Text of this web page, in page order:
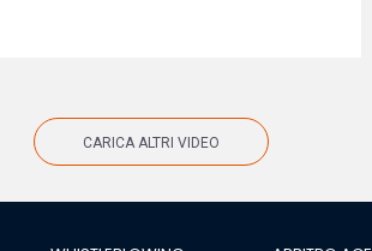
CARICA ALTRI VIDEO